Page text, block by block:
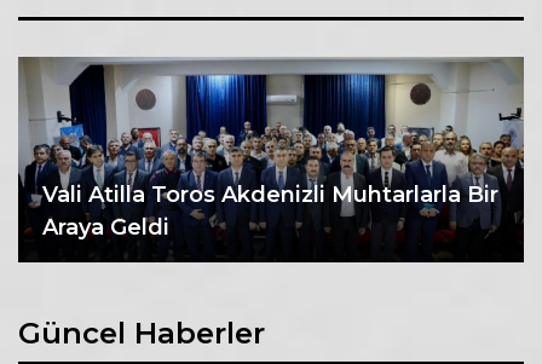
Vali Atilla Toros Akdenizli Muhtarlarla Bir
Araya Geldi
Güncel Haberler